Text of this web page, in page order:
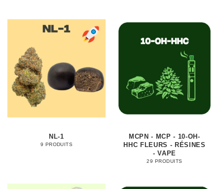
NL-1
9 PRODUITS
MCPN - MCP - 10-OH-
HHC FLEURS - RÉSINES
- VAPE
29 PRODUITS